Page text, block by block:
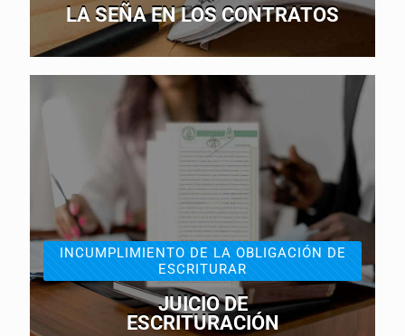
LA SEÑA EN LOS CONTRATOS
INCUMPLIMIENTO DE LA OBLIGACIÓN DE
ESCRITURAR
JUICIO DE
ESCRITURACIÓN